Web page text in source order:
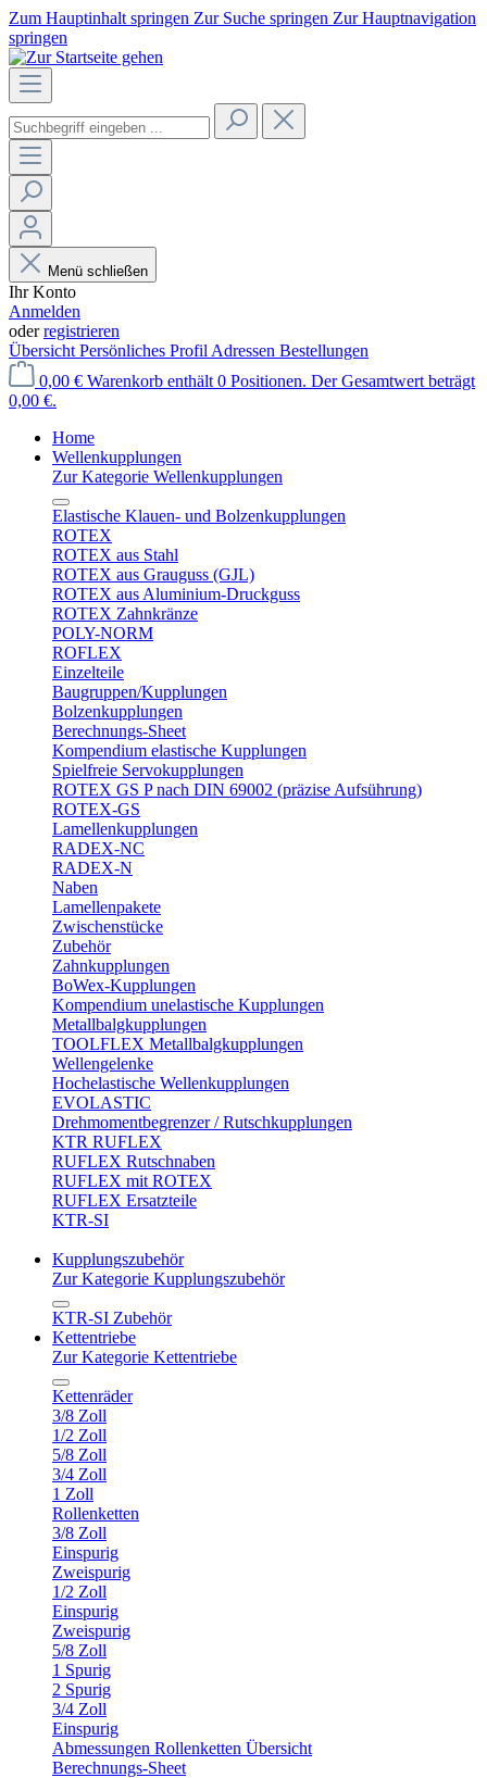
Zum Hauptinhalt springen Zur Suche springen Zur Hauptnavigation
springen
Menü schließen
Ihr Konto
Anmelden
oderregistrieren
Übersicht Persönliches Profil Adressen Bestellungen
0,00 € Warenkorb enthält 0 Positionen. Der Gesamtwert beträgt
0,00 €.
Home
Wellenkupplungen
Zur Kategorie Wellenkupplungen
Elastische Klauen- und Bolzenkupplungen
ROTEX
ROTEX aus Stahl
ROTEX aus Grauguss (GJL)
ROTEX aus Aluminium-Druckguss
ROTEX Zahnkränze
POLY-NORM
ROFLEX
Einzelteile
Baugruppen/Kupplungen
Bolzenkupplungen
Berechnungs-Sheet
Kompendium elastische Kupplungen
Spielfreie Servokupplungen
ROTEX GS P nach DIN 69002 (präzise Aufsührung)
ROTEX-GS
Lamellenkupplungen
RADEX-NC
RADEX-N
Naben
Lamellenpakete
Zwischenstücke
Zubehör
Zahnkupplungen
BoWex-Kupplungen
Kompendium unelastische Kupplungen
Metallbalgkupplungen
TOOLFLEX Metallbalgkupplungen
Wellengelenke
Hochelastische Wellenkupplungen
EVOLASTIC
Drehmomentbegrenzer / Rutschkupplungen
KTR RUFLEX
RUFLEX Rutschnaben
RUFLEX mit ROTEX
RUFLEX Ersatzteile
KTR-SI
Kupplungszubehör
Zur Kategorie Kupplungszubehör
KTR-SI Zubehör
Kettentriebe
Zur Kategorie Kettentriebe
Kettenräder
3/8 Zoll
1/2 Zoll
5/8 Zoll
3/4 Zoll
1 Zoll
Rollenketten
3/8 Zoll
Einspurig
Zweispurig
1/2 Zoll
Einspurig
Zweispurig
5/8 Zoll
1 Spurig
2 Spurig
3/4 Zoll
Einspurig
Abmessungen Rollenketten Übersicht
Berechnungs-Sheet